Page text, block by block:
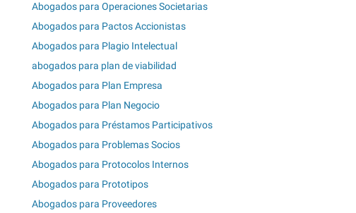
Abogados para Operaciones Societarias
Abogados para Pactos Accionistas
Abogados para Plagio Intelectual
abogados para plan de viabilidad
Abogados para Plan Empresa
Abogados para Plan Negocio
Abogados para Préstamos Participativos
Abogados para Problemas Socios
Abogados para Protocolos Internos
Abogados para Prototipos
Abogados para Proveedores